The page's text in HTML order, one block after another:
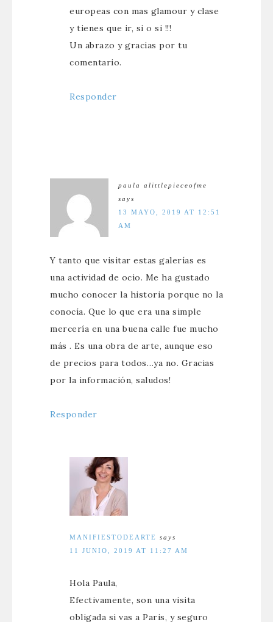
europeas con mas glamour y clase
y tienes que ir, si o si !!!
Un abrazo y gracias por tu
comentario.
Responder
paula alittlepieceofme
says
13 MAYO, 2019 AT 12:51
AM
Y tanto que visitar estas galerías es
una actividad de ocio. Me ha gustado
mucho conocer la historia porque no la
conocía. Que lo que era una simple
mercería en una buena calle fue mucho
más . Es una obra de arte, aunque eso
de precios para todos…ya no. Gracias
por la información, saludos!
Responder
MANIFIESTODEARTE
says
11 JUNIO, 2019 AT 11:27 AM
Hola Paula,
Efectivamente, son una visita
obligada si vas a Paris, y seguro